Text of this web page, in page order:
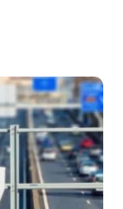
los
de